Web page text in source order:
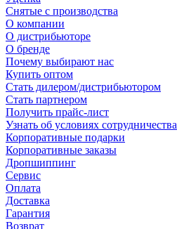
Снятые с производства
О компании
О дистрибьюторе
О бренде
Почему выбирают нас
Купить оптом
Стать дилером/дистрибьютором
Стать партнером
Получить прайс-лист
Узнать об условиях сотрудничества
Корпоративные подарки
Корпоративные заказы
Дропшиппинг
Сервис
Оплата
Доставка
Гарантия
Возврат